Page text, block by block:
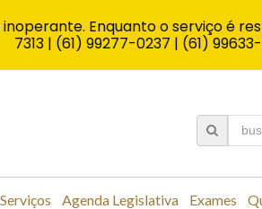
Agenda Legislativa Exames
Enquanto o serviço é
7313 | (61) 99277-0237 | (61)